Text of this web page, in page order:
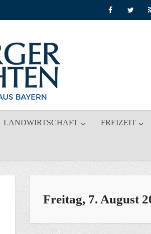
LANDWIRTSCHAFT FREIZEIT
Freitag, 7. August